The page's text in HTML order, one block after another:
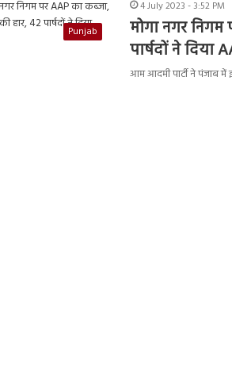
Punjab
4 July 2023 - 3:52 PM
मोगा नगर निगम
पार्षदों ने दिया
आम आदमी पार्टी ने पंजाब